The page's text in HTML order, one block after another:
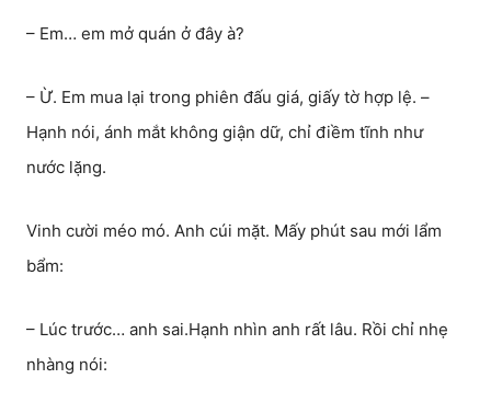
– Em… em mở quán ở đây à?
– Ừ. Em mua lại trong phiên đấu giá, giấy tờ hợp lệ. –
Hạnh nói, ánh mắt không giận dữ, chỉ điềm tĩnh như
nước lặng.
Vinh cười méo mó. Anh cúi mặt. Mấy phút sau mới lẩm
bẩm:
– Lúc trước… anh sai.Hạnh nhìn anh rất lâu. Rồi chỉ nhẹ
nhàng nói: